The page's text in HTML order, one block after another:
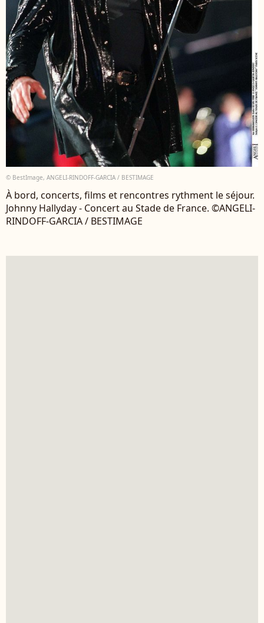
© BestImage, ANGELI-RINDOFF-GARCIA / BESTIMAGE
À bord, concerts, films et rencontres rythment le séjour.
Johnny Hallyday - Concert au Stade de France. ©ANGELI-
RINDOFF-GARCIA / BESTIMAGE